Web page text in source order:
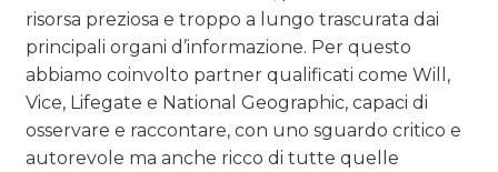
risorsa preziosa e troppo a lungo trascurata dai
principali organi d’informazione. Per questo
abbiamo coinvolto partner qualificati come Will,
Vice, Lifegate e National Geographic, capaci di
osservare e raccontare, con uno sguardo critico e
autorevole ma anche ricco di tutte quelle